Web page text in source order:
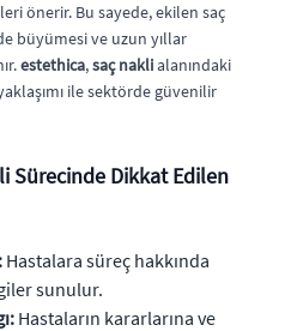
önerir. Bu sayede, ekilen saç
büyümesi ve uzun yıllar
estethica,saç naklialanındaki
ile sektörde güvenilir
Sürecinde Dikkat Edilen
Hastalara süreç hakkında
sunulur.
Hastaların kararlarına ve